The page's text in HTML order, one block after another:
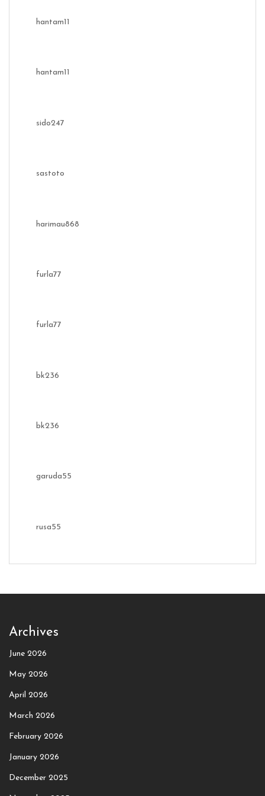
hantam11
hantam11
sido247
sastoto
harimau868
furla77
furla77
bk236
bk236
garuda55
rusa55
Archives
June 2026
May 2026
April 2026
March 2026
February 2026
January 2026
December 2025